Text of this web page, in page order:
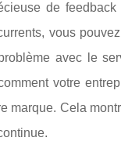
de
vous
avec le
votre
marque. Cela